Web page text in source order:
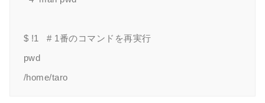
$ !1   # 1番のコマンドを再実行
pwd